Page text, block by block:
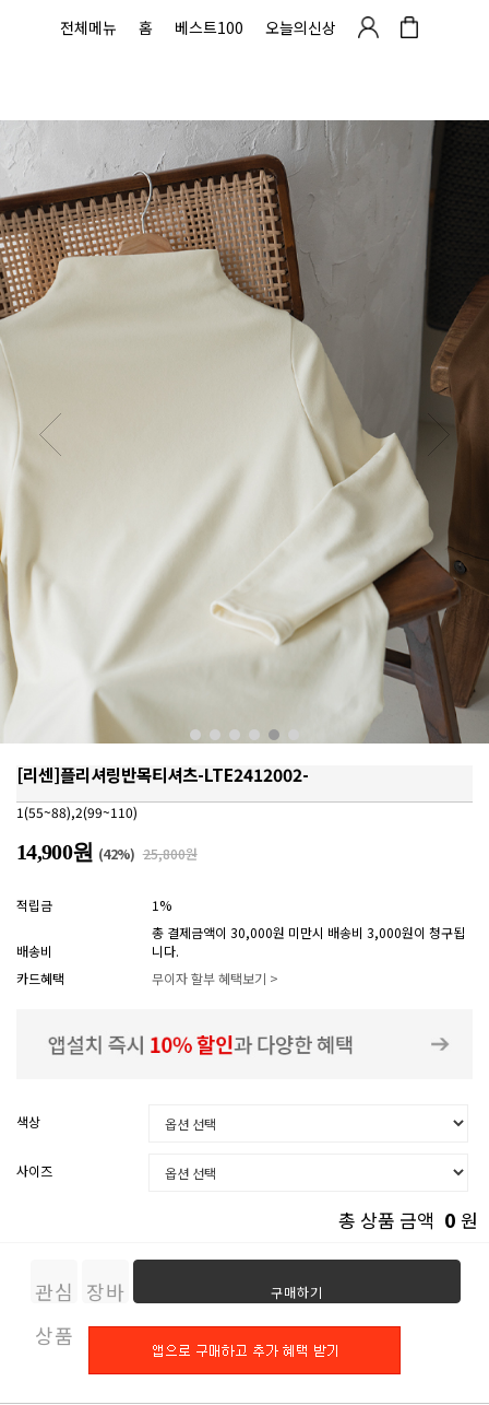
전체메뉴 홈 베스트100 오늘의신상
[리센]플리셔링반목티셔츠-LTE2412002-
1(55~88),2(99~110)
14,900원 (42%) 25,800원
적립금 1%
배송비
총 결제금액이 30,000원 미만시 배송비 3,000원이 청구됩
니다.
카드혜택
무이자 할부 혜택보기 >
색상
사이즈
총 상품 금액 0 원
관심
상품
장바
구니
구매하기